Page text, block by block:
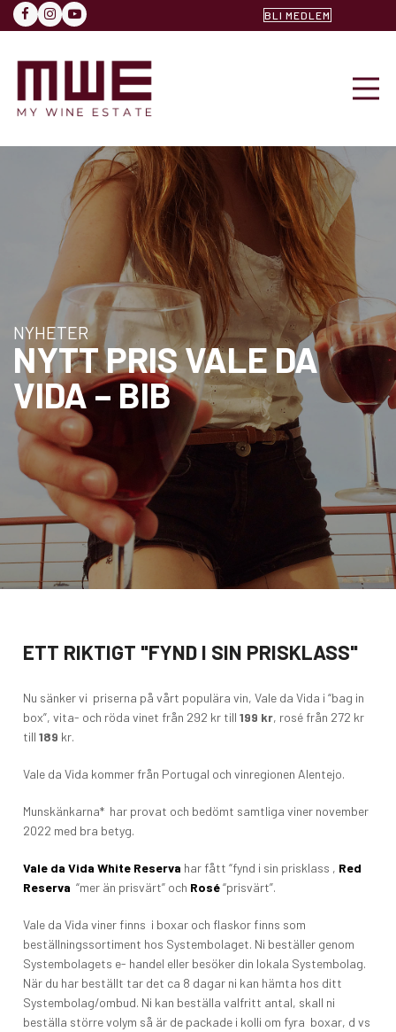
FACEBOOK
INSTAGRAM
YOUTUBE BLI MEDLEM
NYHETER
NYTT PRIS VALE DA
VIDA – BIB
ETT RIKTIGT "FYND I SIN PRISKLASS"
Nu sänker vi priserna på vårt populära vin, Vale da Vida i “bag in
box”, vita- och röda vinet från 292 kr till199 kr, rosé från 272 kr
till189 kr.
Vale da Vida kommer från Portugal och vinregionen Alentejo.
Munskänkarna* har provat och bedömt samtliga viner november
2022 med bra betyg.
Vale da Vida White Reserva har fått “fynd i sin prisklass , Red
Reserva “mer än prisvärt” och Rosé“prisvärt”.
Vale da Vida viner finns i boxar och flaskor finns som
beställningssortiment hos Systembolaget. Ni beställer genom
Systembolagets e- handel eller besöker din lokala Systembolag.
När du har beställt tar det ca 8 dagar ni kan hämta hos ditt
Systembolag/ombud. Ni kan beställa valfritt antal, skall ni
beställa större volym så är de packade i kolli om fyra boxar, d vs